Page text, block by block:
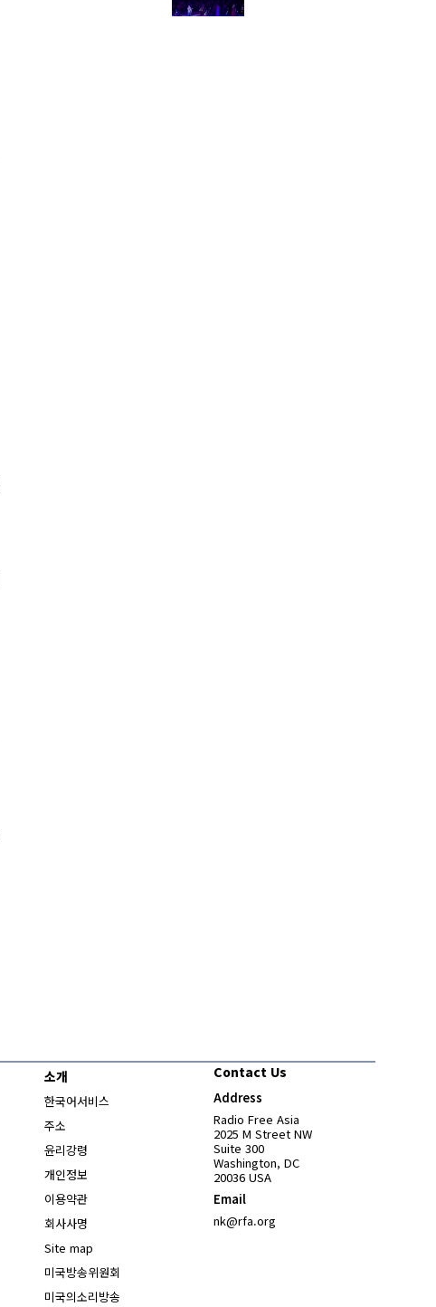
소개
한국어서비스
주소
윤리강령
개인정보
이용약관
회사사명
Site map
미국방송위원회
미국의소리방송
Contact Us
Address
Radio Free Asia
2025 M Street NW
Suite 300
Washington, DC
20036 USA
Email
nk@rfa.org